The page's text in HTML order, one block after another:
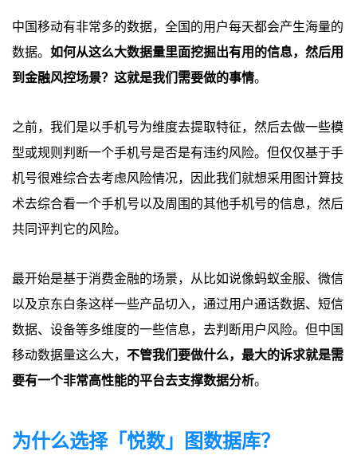
中国移动有非常多的数据，全国的用户每天都会产生海量的
数据。 如何从这么大数据量里面挖掘出有用的信息，然后用
到金融风控场景？这就是我们需要做的事情。
之前，我们是以手机号为维度去提取特征，然后去做一些模
型或规则判断一个手机号是否是有违约风险。但仅仅基于手
机号很难综合去考虑风险情况，因此我们就想采用图计算技
术去综合看一个手机号以及周围的其他手机号的信息，然后
共同评判它的风险。
最开始是基于消费金融的场景，从比如说像蚂蚁金服、微信
以及京东白条这样一些产品切入，通过用户通话数据、短信
数据、设备等多维度的一些信息，去判断用户风险。但中国
移动数据量这么大， 不管我们要做什么，最大的诉求就是需
要有一个非常高性能的平台去支撑数据分析。
为什么选择「悦数」图数据库？